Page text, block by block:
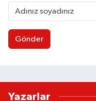
Gönder
Yazarlar